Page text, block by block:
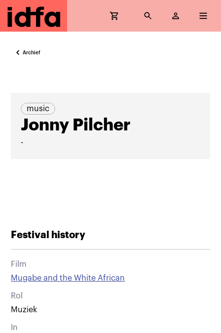
Archief
music
Jonny Pilcher
-
Festival history
Film
Mugabe and the White African
Rol
Muziek
In